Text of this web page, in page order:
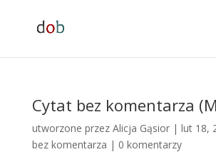
Cytat bez komentarza
utworzone przez Alicja Gąsior| lut 18,
bez komentarza | 0 komentarzy